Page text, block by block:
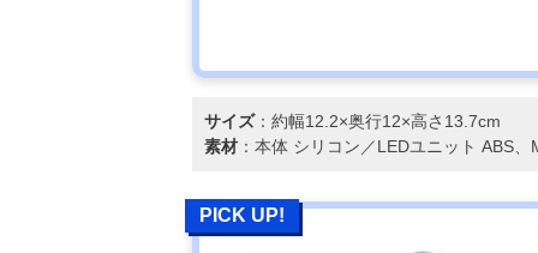
サイズ：約幅12.2×奥行12×高さ13.7cm
素材：本体 シリコン／LEDユニット ABS、
PICK UP!